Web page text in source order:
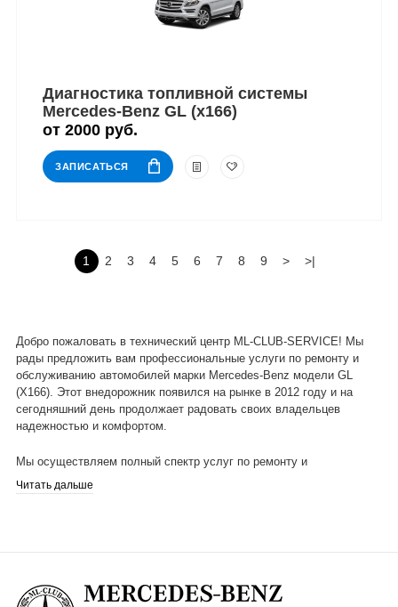
Диагностика топливной системы
Mercedes-Benz GL (x166)
от 2000 руб.
ЗАПИСАТЬСЯ
1 2 3 4 5 6 7 8 9 > >|
Добро пожаловать в технический центр ML-CLUB-SERVICE! Мы
рады предложить вам профессиональные услуги по ремонту и
обслуживанию автомобилей марки Mercedes-Benz модели GL
(X166). Этот внедорожник появился на рынке в 2012 году и на
сегодняшний день продолжает радовать своих владельцев
надежностью и комфортом.
Мы осуществляем полный спектр услуг по ремонту и
обслуживанию GL (X166), включая диагностику, замену деталей и
запчастей, проведение ТО, чистку и обслуживание системы
Mercedes-Benz GL (X166), включая GL350 BlueTEC, GL450
4MATIC, GL550 4MATIC, GL63 AMG 4MATIC. Наша команда
Читать дальше